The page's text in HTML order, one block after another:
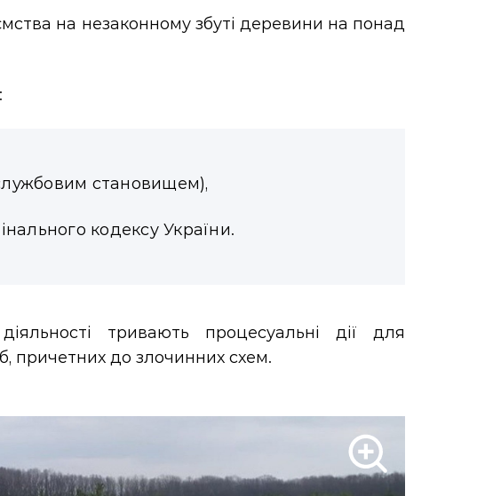
на незаконному збуті деревини на понад
становищем),
кодексу України.
тривають процесуальні дії для
причетних до злочинних схем.